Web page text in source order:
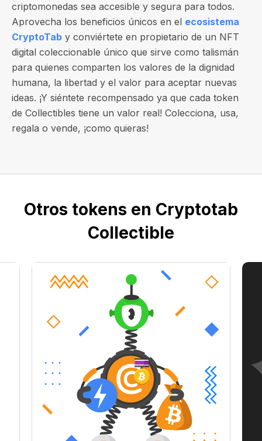
criptomonedas sea accesible y segura para todos.
Aprovecha los beneficios únicos en el ecosistema
CryptoTab y conviértete en propietario de un NFT
digital coleccionable único que sirve como talismán
para quienes comparten los valores de la dignidad
humana, la libertad y el valor para aceptar nuevas
ideas. ¡Y siéntete recompensado ya que cada token
de Collectibles tiene un valor real! Colecciona, usa,
regala o vende, ¡como quieras!
Otros tokens en Cryptotab
Collectible